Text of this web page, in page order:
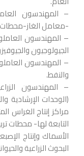
– المهندسون
-معامل الغاز-محطات
– المهندسون
الجيولوجيون
– المهندسون
والنفط.
– المهندسون
(الوحدات الإرشادية
مراكز إنتاج الغراس
التابعة لها- محطات
الأسماك وإنتاج
البحوث الزراعية